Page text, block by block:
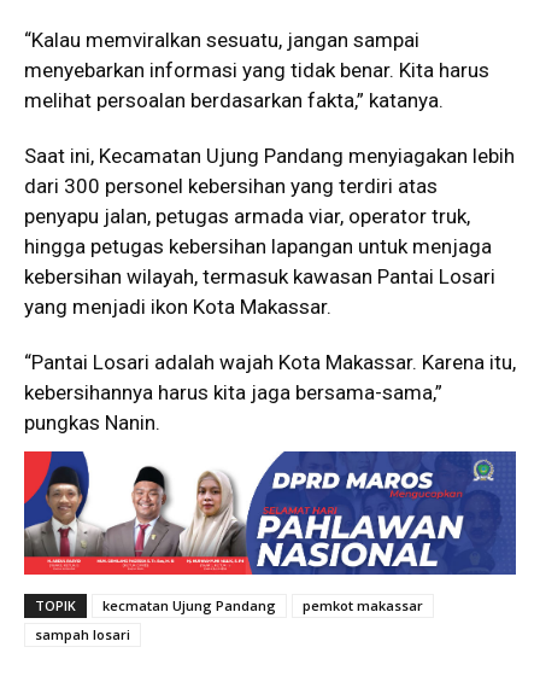
“Kalau memviralkan sesuatu, jangan sampai
menyebarkan informasi yang tidak benar. Kita harus
melihat persoalan berdasarkan fakta,” katanya.
Saat ini, Kecamatan Ujung Pandang menyiagakan lebih
dari 300 personel kebersihan yang terdiri atas
penyapu jalan, petugas armada viar, operator truk,
hingga petugas kebersihan lapangan untuk menjaga
kebersihan wilayah, termasuk kawasan Pantai Losari
yang menjadi ikon Kota Makassar.
“Pantai Losari adalah wajah Kota Makassar. Karena itu,
kebersihannya harus kita jaga bersama-sama,”
pungkas Nanin.
TOPIK kecmatan Ujung Pandang
pemkot makassar
sampah losari